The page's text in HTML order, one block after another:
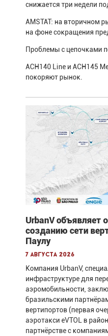
снижается три недели
AMSTAT: на вторичном
на фоне сокращения
Проблемы с цепочками
ACH140 Line и ACH145
покоряют рынок.
UrbanV объявляет
созданию сети
Паулу
7 августа 2026
Компания UrbanV,
инфраструктуре для
аэромобильности,
бразильскими
вертипортов (первая
аэротакси eVTOL в
партнёрстве с